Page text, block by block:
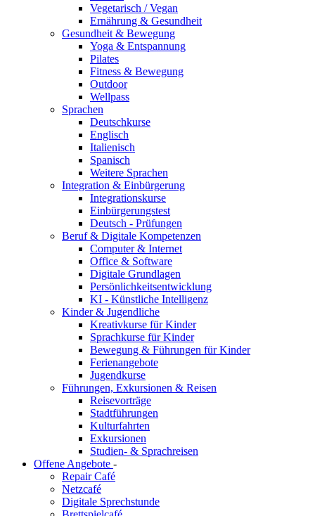
Vegetarisch / Vegan
Ernährung & Gesundheit
Gesundheit & Bewegung
Yoga & Entspannung
Pilates
Fitness & Bewegung
Outdoor
Wellpass
Sprachen
Deutschkurse
Englisch
Italienisch
Spanisch
Weitere Sprachen
Integration & Einbürgerung
Integrationskurse
Einbürgerungstest
Deutsch - Prüfungen
Beruf & Digitale Kompetenzen
Computer & Internet
Office & Software
Digitale Grundlagen
Persönlichkeitsentwicklung
KI - Künstliche Intelligenz
Kinder & Jugendliche
Kreativkurse für Kinder
Sprachkurse für Kinder
Bewegung & Führungen für Kinder
Ferienangebote
Jugendkurse
Führungen, Exkursionen & Reisen
Reisevorträge
Stadtführungen
Kulturfahrten
Exkursionen
Studien- & Sprachreisen
Offene Angebote -
Repair Café
Netzcafé
Digitale Sprechstunde